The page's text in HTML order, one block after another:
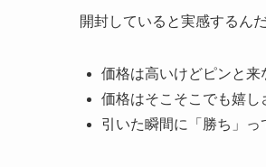
開封していると実感するん
価格は高いけどピンと来
価格はそこそこでも嬉し
引いた瞬間に「勝ち」っ